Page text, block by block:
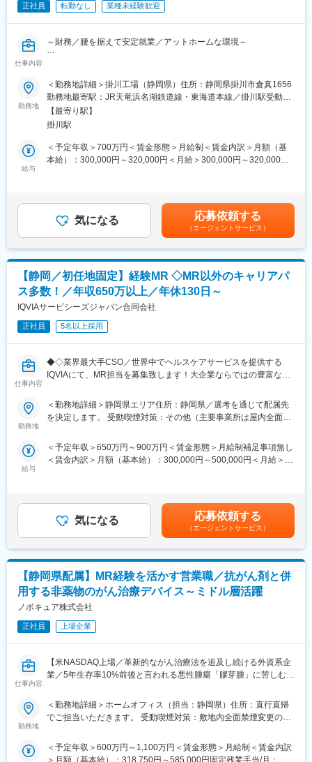
品が開発中、年間150以上の製品を発売、50以上の施設からなる
質の高さ、技術力に期待されています。
掛川工場は1980年に世界8番目の拠点としてスタートしました
ます。
変更の範囲：会社の定める業務
を遂行していただきます。一つの業務に特化せず、ご経験と意欲
に応じて幅広く様々な業務を担当していただけます。
・社員の育成にも力を入れており、例えば従業員の英語力向上の
ためTOEIC受験の支援や、無料E-ラーニングもご利用いただけま
度と非常に働きやすい環境です。（繁忙期を除きます）
■組織構成：
品質部 品質管理課は26名で構成されております。
■採用背景：
医薬品および健康食品に求められる品質水準がますます高くなっ
現在、品質管理課には27名が在籍し、年齢構成は20～60代と幅広
く、さまざまなバックグラウンドを持つメンバーが活躍していま
す。
■当社について：
世界30か国で事業を展開するグローバルカンパニーです。1400製
品が開発中、年間150以上の製品を発売、50以上の施設からなる
世界クラスのネットワークでご活躍いただけます。
製造・開発拠点を保有しているのは、アジアで唯一日本のみで
す。
も目指しております。
変更の範囲：会社の定める業務
正社員 転勤なし 業種未経験歓迎
仕事内容
～財務／腰を据えて安定就業／アットホームな環境～
財務ポジションでご活躍いただける方を募集します。東京本社に
他メンバーがおりますが、固定資産や原価会計は工場メンバーと
直接進めたほうが円滑に進むため、掛川では初採用となりまし
た。入社後は東京のメンバーと連携しながら進めていただきま
す。
【業務内容】
・償却資産税申告書の作成・提出
・小口現金管理および銀行関連
・コスト削減に向けた分析および改善提案
・内部監査対応のサポート
・行政機関からの問い合わせ対応
・他部門と連携したシステムデータ関連のサポート
・掛川サイトのメンバーへの会計面でのアドバイスおよび支援
【組織体制】
東京の財務部5名（40代後半～60代）
【ポジション魅力】
国内外の製薬メーカーからの依頼が急増中で、今後さらなる成長
が見込まれています。
きれいなオフィス、マイカー通勤OK、少人数で風通しの良い職場
で腰を据えて長期就業が可能です。
行していただきます。一つの業務に特化せず、ご経験と意欲に応
じて幅広く様々な業務を担当いただけます。
■フレックスタイム制を導入しており非常に働きやすい環境です。
【当社について】
■医薬品・健康食品であるソフトカプセル製剤を製造しています。
"患者さま第一"をモットーにグローバル展開するグループの一員で
す。
■世界30か国で事業を展開する同社ですが、日本はアジアで唯一
製造・開発拠点を保有しています。
日本の品質の高さ、技術力が期待されています。掛川工場は1980
年に世界8番目の拠点としてスタートしましたが、引き続き需要が
高く、新たな事業展開も目指し、設備の更新も積極的に実施して
います。
関わっているというデートもあります。
勤務地
＜勤務地詳細＞掛川工場（静岡県）住所：静岡県掛川市倉真1656
勤務地最寄駅：JR天竜浜名湖鉄道線・東海道本線／掛川駅受動喫
煙対策：屋内喫煙可能場所あり変更の範囲：無
【最寄り駅】
掛川駅
給与
＜予定年収＞700万円＜賃金形態＞月給制＜賃金内訳＞月額（基
本給）：300,000円～320,000円＜月給＞300,000円～320,000円
能性があります。月給(月額)は固定手当を含めた表記です。
気になる 応募依頼する
（エージェントサービス）
【静岡／初任地固定】経験MR ◇MR以外のキャリアパ
ス多数！／年収650万以上／年休130日～
IQVIAサービシーズジャパン合同会社
正社員 5名以上採用
仕事内容
◆◇業界最大手CSO／世界中でヘルスケアサービスを提供する
IQVIAにて、MR担当を募集致します！大企業ならではの豊富なキ
【具体的な業務詳細】
いただきます。
・担当エリアの訪問医療施設のターゲティング、担当医療施設へ
・医療従事者向けの説明会の企画・実施、医師同士のコミュニケ
ーション推進のための研究会・勉強会の立ち上げ、講演会の企
画・運営 等
※勤務地については、選考内で希望を伺ったうえで決定します。
＼IQVIAでMRとして働く魅力／
（１）充実の待遇：同業他社の中でも平均給与の高さや非課税の
日当の支給の他、退職金や団体保険制度、単身赴任手当や月1回の
帰省交通費の支給など福利厚生が充実しており、長期就業される
社員が多いのも特徴です。
公募制度も充実しておりますので、IQVIAが展開している他の事業
部への異動も可能です。
事担当者などの管理部門など
（３）手厚い研修体制でスキルアップができます：製品研修、ス
してのスキルのみならず、データ分析、マーケティングなど多角
勤務地
＜勤務地詳細＞静岡県エリア住所：静岡県／選考を通じて配属先
を決定します。 受動喫煙対策：その他（主要事業所は屋内全面禁
給与
＜予定年収＞650万円～900万円＜賃金形態＞月給制補足事項無し
＜賃金内訳＞月額（基本給）：300,000円～500,000円＜月給＞
ジェクト稼働手当(35,000円)、外勤日当（1日1,500円／外勤3.5時
間以上）■変動賞与制（6月・12月・3月）※平均実績6ヶ月分■イン
センティブ：3月（対象者）賃金はあくまでも目安の金額であり、
選考を通じて上下する可能性があります。月給(月額)は固定手当を
含めた表記です。
気になる 応募依頼する
（エージェントサービス）
【静岡県配属】MR経験を活かす営業職／抗がん剤と併
用する非薬物のがん治療デバイス～ミドル層活躍
ノボキュア株式会社
正社員 上場企業
仕事内容
【米NASDAQ上場／革新的ながん治療法を追及し続ける外資系企
業／5年生存率10%前後と言われる悪性腫瘍「膠芽腫」に苦しむ患
＼MR経験が活かせます／
これまでMRの方に多く入社頂いており、がん領域の最先端治療機
勤務地
＜勤務地詳細＞ホームオフィス（担当：静岡県）住所：直行直帰
でご担当いただきます。 受動喫煙対策：敷地内全面禁煙変更の範
＜予定年収＞600万円～1,100万円＜賃金形態＞月給制＜賃金内訳
＞月額（基本給）：318,750円～585,000円固定残業手当/月：